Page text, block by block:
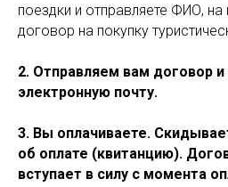
поездки и отправляете ФИО,
договор на покупку
2. Отправляем вам договор и
электронную почту.
3. Вы оплачиваете.
об оплате (квитанцию).
вступает в силу с момента